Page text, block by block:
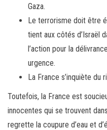
Gaza.
Le terrorisme doit être
tient aux côtés d’Israël
l’action pour la
urgence.
La France s’inquiète du
Toutefois, la France est
innocentes qui se trouvent
regrette la coupure d’eau et